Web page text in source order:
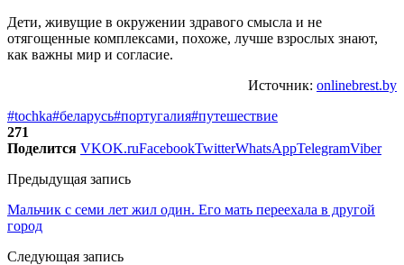
Дети, живущие в окружении здравого смысла и не
отягощенные комплексами, похоже, лучше взрослых знают,
как важны мир и согласие.
Источник: onlinebrest.by
#tochka#беларусь#португалия#путешествие
271
Поделится VKOK.ruFacebookTwitterWhatsAppTelegramViber
Предыдущая запись
Мальчик с семи лет жил один. Его мать переехала в другой
город
Следующая запись